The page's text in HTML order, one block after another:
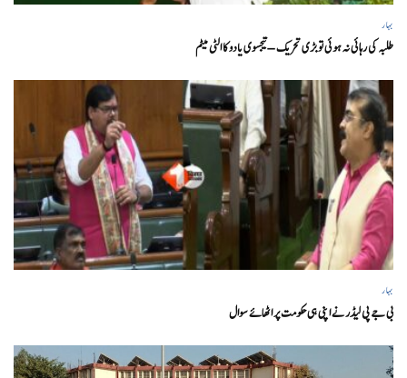
بہار
طلبہ کی رہائی نہ ہوئی تو بڑی تحریک – تیجسوی یادو کا الٹی میٹم
بہار
بی جے پی لیڈر نے اپنی ہی حکومت پر اٹھائے سوال